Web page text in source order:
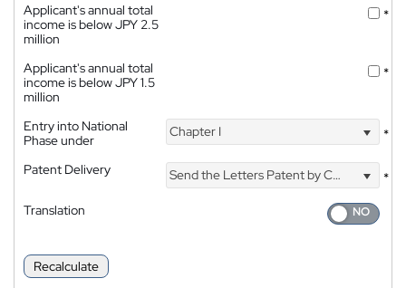
Applicant's annual total
income is below JPY 2.5
million
*
Applicant's annual total
income is below JPY 1.5
million
*
Entry into National
Phase under
Chapter I *
Patent Delivery Send the Letters Patent by Courier
*
Translation
Recalculate